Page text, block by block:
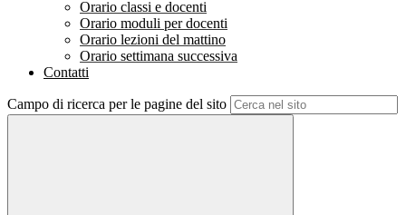
Orario classi e docenti
Orario moduli per docenti
Orario lezioni del mattino
Orario settimana successiva
Contatti
Campo di ricerca per le pagine del sito